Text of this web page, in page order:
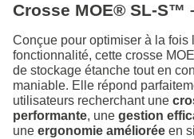
Crosse MOE® SL-S™
Conçue pour optimiser à la fois
fonctionnalité, cette crosse
de stockage étanche tout en
maniable. Elle répond
utilisateurs recherchant une
performante, une gestion
une ergonomie améliorée en